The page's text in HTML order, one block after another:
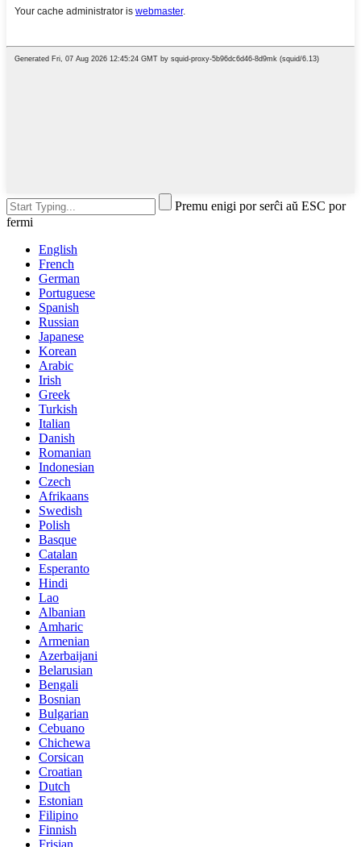
Premu enigi por serĉi aŭ ESC por
fermi
English
French
German
Portuguese
Spanish
Russian
Japanese
Korean
Arabic
Irish
Greek
Turkish
Italian
Danish
Romanian
Indonesian
Czech
Afrikaans
Swedish
Polish
Basque
Catalan
Esperanto
Hindi
Lao
Albanian
Amharic
Armenian
Azerbaijani
Belarusian
Bengali
Bosnian
Bulgarian
Cebuano
Chichewa
Corsican
Croatian
Dutch
Estonian
Filipino
Finnish
Frisian